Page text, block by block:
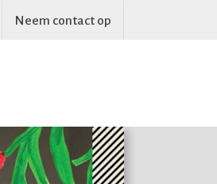
Neem contact op